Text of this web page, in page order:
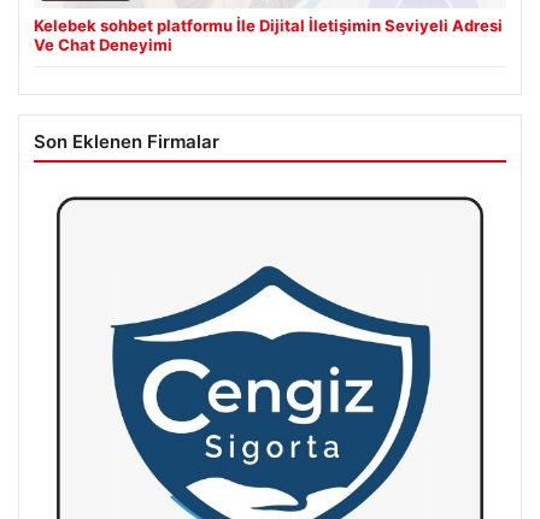
Kelebek sohbet platformu İle Dijital İletişimin Seviyeli Adresi
Ve Chat Deneyimi
Son Eklenen Firmalar